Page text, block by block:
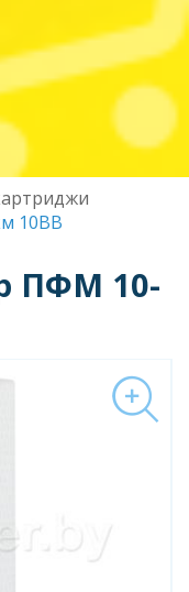
10BB
ПФМ 10-